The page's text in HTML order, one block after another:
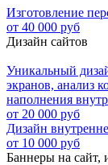
Изготовление
от 40 000 руб
Дизайн сайтов
Уникальный
экранов, анализ
наполнения
от 20 000 руб
Дизайн
от 10 000 руб
Баннеры на сайт,